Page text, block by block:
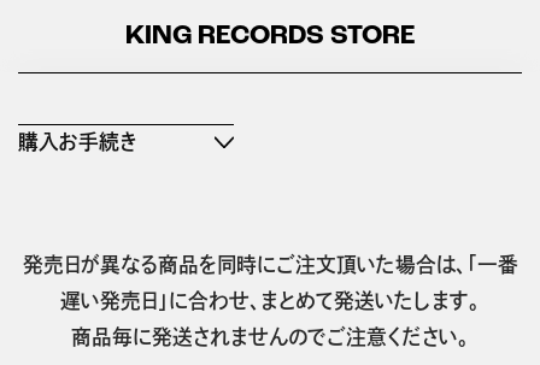
KING RECORDS STORE
購入お手続き
発売日が異なる商品を同時にご注文頂いた場合は、「一番
遅い発売日」に合わせ、まとめて発送いたします。
商品毎に発送されませんのでご注意ください。